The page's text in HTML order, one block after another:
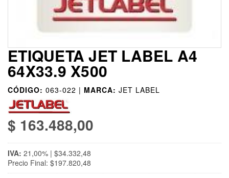
ETIQUETA JET LABEL A4
64X33.9 X500
CÓDIGO: 063-022 | MARCA: JET LABEL
$ 163.488,00
IVA: 21,00% | $34.332,48
Precio Final: $197.820,48